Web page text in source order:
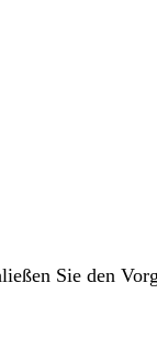
Sie den